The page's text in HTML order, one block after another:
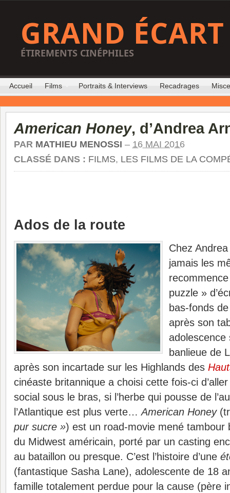
GRAND ÉCART
ÉTIREMENTS CINÉPHILES
Accueil Films Portraits & Interviews Recadrages
American Honey, d’Andrea
PAR MATHIEU MENOSSI – 16 MAI 2016
CLASSÉ DANS : FILMS, LES FILMS DE LA
Ados de la route
Chez
jamais les
puzzle »
bas-fonds
après son
adolescence
banlieue de
après son incartade sur les Highlands des
cinéaste britannique a choisi cette fois-ci
social sous le bras, si l’herbe qui pousse de
l’Atlantique est plus verte…American Honey
pur sucre ») est un road-movie mené tambour
du Midwest américain, porté par un casting
au bataillon ou presque. C’est l’histoire d’une
(fantastique Sasha Lane), adolescente de 18
famille totalement perdue pour la cause (père